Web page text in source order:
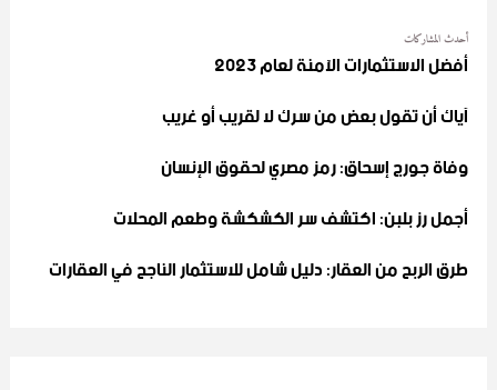
أحدث المشاركات
أفضل الاستثمارات الآمنة لعام 2023
آياك أن تقول بعض من سرك لا لقريب أو غريب
وفاة جورج إسحاق: رمز مصري لحقوق الإنسان
أجمل رز بلبن: اكتشف سر الكشكشة وطعم المحلات
طرق الربح من العقار: دليل شامل للاستثمار الناجح في العقارات